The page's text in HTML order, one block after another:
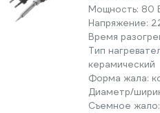
Мощность: 80
Напряжение:
Время
Тип
керамический
Форма жала:
Диаметр/
Съемное жало: